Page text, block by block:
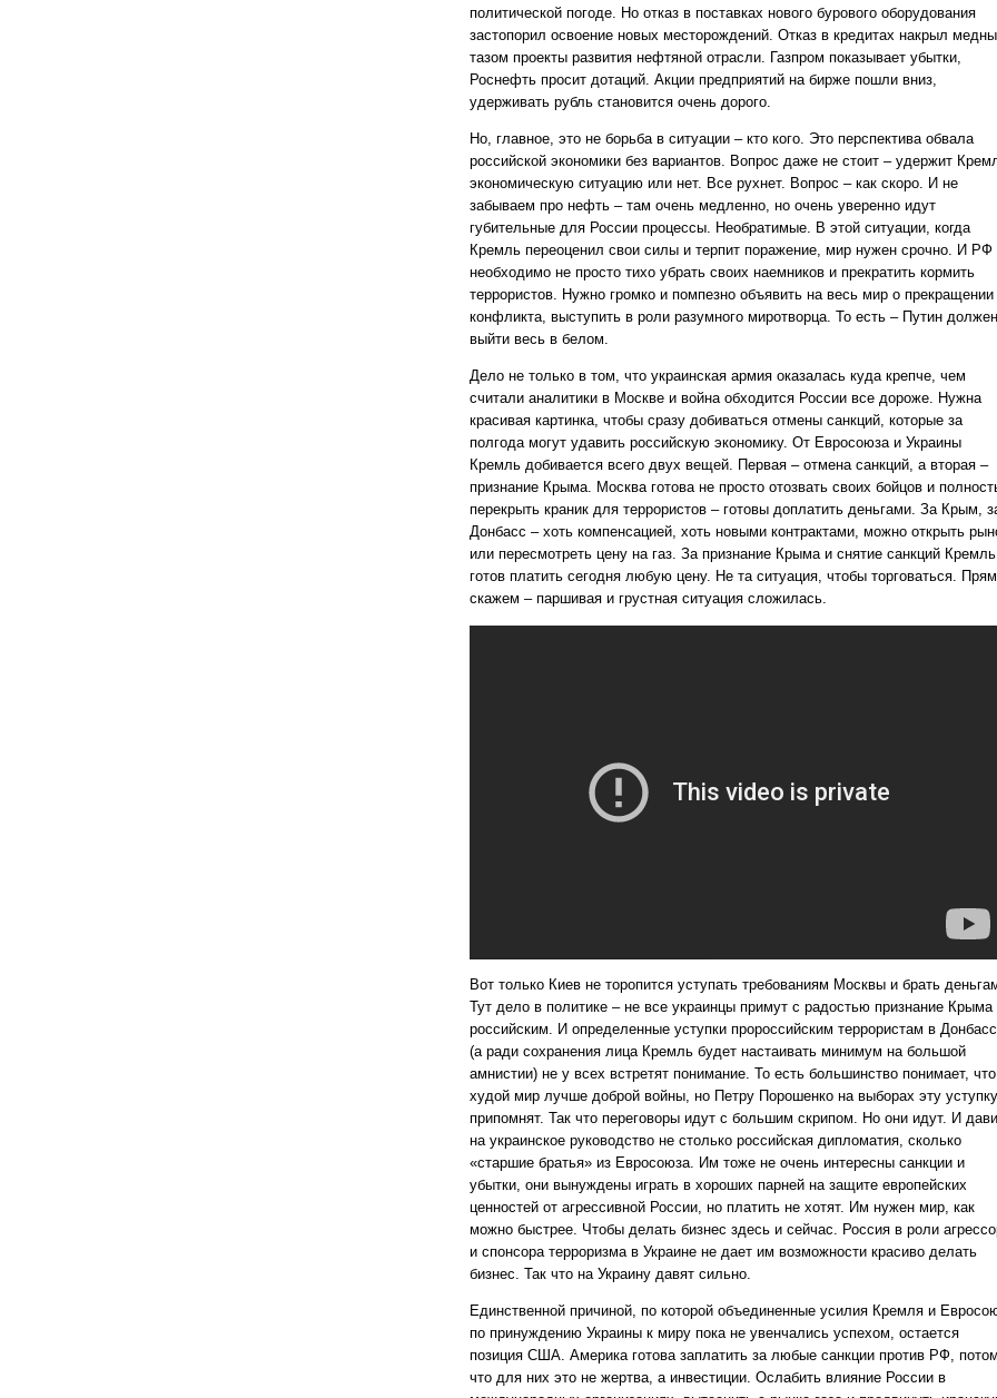
политической погоде. Но отказ в поставках нового бурового оборудования
застопорил освоение новых месторождений. Отказ в кредитах накрыл
тазом проекты развития нефтяной отрасли. Газпром показывает убытки,
Роснефть просит дотаций. Акции предприятий на бирже пошли вниз,
удерживать рубль становится очень дорого.
Но, главное, это не борьба в ситуации – кто кого. Это перспектива обвала
российской экономики без вариантов. Вопрос даже не стоит – удержит
экономическую ситуацию или нет. Все рухнет. Вопрос – как скоро. И не
забываем про нефть – там очень медленно, но очень уверенно идут
губительные для России процессы. Необратимые. В этой ситуации, когда
Кремль переоценил свои силы и терпит поражение, мир нужен срочно. И РФ
необходимо не просто тихо убрать своих наемников и прекратить кормить
террористов. Нужно громко и помпезно объявить на весь мир о прекращении
конфликта, выступить в роли разумного миротворца. То есть – Путин должен
выйти весь в белом.
Дело не только в том, что украинская армия оказалась куда крепче, чем
считали аналитики в Москве и война обходится России все дороже. Нужна
красивая картинка, чтобы сразу добиваться отмены санкций, которые за
полгода могут удавить российскую экономику. От Евросоюза и Украины
Кремль добивается всего двух вещей. Первая – отмена санкций, а вторая –
признание Крыма. Москва готова не просто отозвать своих бойцов и
перекрыть краник для террористов – готовы доплатить деньгами. За Крым,
Донбасс – хоть компенсацией, хоть новыми контрактами, можно открыть
или пересмотреть цену на газ. За признание Крыма и снятие санкций Кремль
готов платить сегодня любую цену. Не та ситуация, чтобы торговаться.
скажем – паршивая и грустная ситуация сложилась.
Вот только Киев не торопится уступать требованиям Москвы и брать
Тут дело в политике – не все украинцы примут с радостью признание Крыма
российским. И определенные уступки пророссийским террористам в
(а ради сохранения лица Кремль будет настаивать минимум на большой
амнистии) не у всех встретят понимание. То есть большинство понимает, что
худой мир лучше доброй войны, но Петру Порошенко на выборах эту уступку
припомнят. Так что переговоры идут с большим скрипом. Но они идут. И
на украинское руководство не столько российская дипломатия, сколько
«старшие братья» из Евросоюза. Им тоже не очень интересны санкции и
убытки, они вынуждены играть в хороших парней на защите европейских
ценностей от агрессивной России, но платить не хотят. Им нужен мир, как
можно быстрее. Чтобы делать бизнес здесь и сейчас. Россия в роли
и спонсора терроризма в Украине не дает им возможности красиво делать
бизнес. Так что на Украину давят сильно.
Единственной причиной, по которой объединенные усилия Кремля и
по принуждению Украины к миру пока не увенчались успехом, остается
позиция США. Америка готова заплатить за любые санкции против РФ,
что для них это не жертва, а инвестиции. Ослабить влияние России в